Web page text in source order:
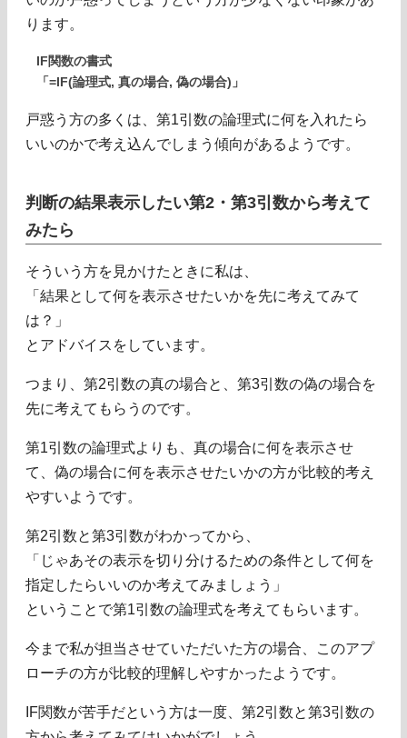
ります。
IF関数の書式
「=IF(論理式, 真の場合, 偽の場合)」
戸惑う方の多くは、第1引数の論理式に何を入れたら
いいのかで考え込んでしまう傾向があるようです。
判断の結果表示したい第2・第3引数から考えて
みたら
そういう方を見かけたときに私は、
「結果として何を表示させたいかを先に考えてみて
は？」
とアドバイスをしています。
つまり、第2引数の真の場合と、第3引数の偽の場合を
先に考えてもらうのです。
第1引数の論理式よりも、真の場合に何を表示させ
て、偽の場合に何を表示させたいかの方が比較的考え
やすいようです。
第2引数と第3引数がわかってから、
「じゃあその表示を切り分けるための条件として何を
指定したらいいのか考えてみましょう」
ということで第1引数の論理式を考えてもらいます。
今まで私が担当させていただいた方の場合、このアプ
ローチの方が比較的理解しやすかったようです。
IF関数が苦手だという方は一度、第2引数と第3引数の